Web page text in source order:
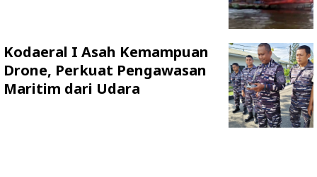
Kodaeral I Asah Kemampuan
Drone, Perkuat Pengawasan
Maritim dari Udara